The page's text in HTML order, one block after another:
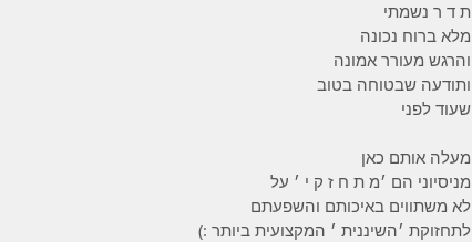
ת ד ר נשמתי
מלא ברוח נכונה
והרגש מעורר אמונה
ותודעה שבטוחה בטוב
שעוד לפני
מעלה אותם כאן
מניסיוני הם ׳מ ת ח ז ק י ׳ על
לא משתווים באיכותם והשפעתם
לתחזוקת ׳השיננית ׳ המקצועית ביותר :)